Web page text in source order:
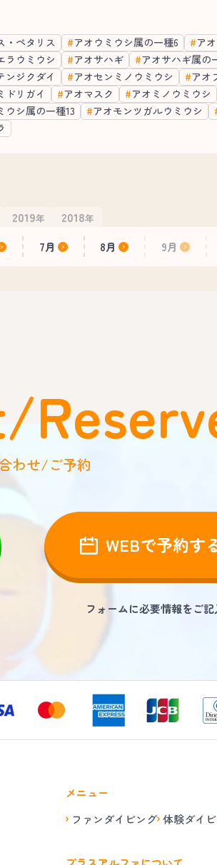
・ペタリス アオウミウシ属の一種6 ア
ラウミウシ
アオサハギ アオサハギ属の
ンジクダイ
アオセンミノウミウシ アオ
ドリガイ
アオマスク アオミノウミウシ
ウシ属の一種13
アオモンツガルウミウシ
2019年 2018年
7月 8月 9月
わせ/ご予約
WEBで予約す
フォームに必要情報をご
メニュー
ファンダイビング 体験ダイ